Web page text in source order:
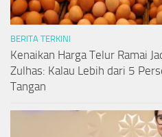
BERITA TERKINI
Kenaikan Harga Telur Ramai
Zulhas: Kalau Lebih dari 5
Tangan